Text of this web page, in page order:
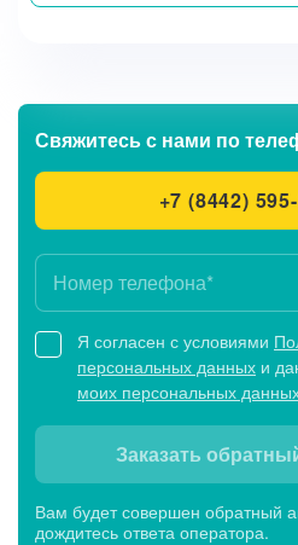
Свяжитесь с нами по
+7 (8442)
Я согласен с условиями
персональных данных и
моих персональных
Заказать
Вам будет совершен обратный
дождитесь ответа оператора.